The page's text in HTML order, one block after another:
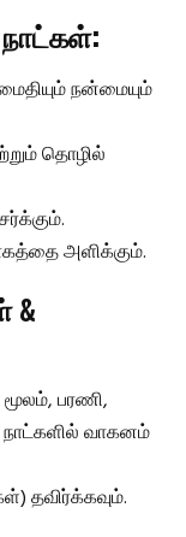
நன்மையும்
தொழில்
அளிக்கும்.
&
பரணி,
வாகனம்
தவிர்க்கவும்.